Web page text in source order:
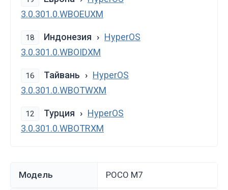
3.0.301.0.WBOEUXM
18 Индонезия
HyperOS
3.0.301.0.WBOIDXM
16 Тайвань
HyperOS
3.0.301.0.WBOTWXM
12 Турция
HyperOS
3.0.301.0.WBOTRXM
Модель POCO M7